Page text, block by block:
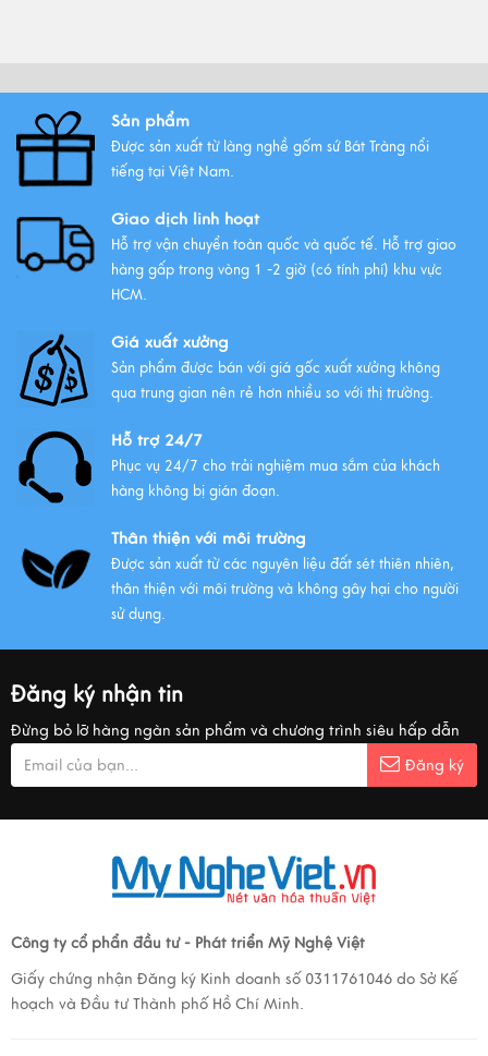
Những mẫu ấm trà gốm Bát
Tràng được ưa chuộng nhất
Xem thêm
Sản phẩm
Được sản xuất từ làng nghề gốm sứ Bát Tràng nổi
tiếng tại Việt Nam.
Giao dịch linh hoạt
Hỗ trợ vận chuyển toàn quốc và quốc tế. Hỗ trợ giao
hàng gấp trong vòng 1 -2 giờ (có tính phí) khu vực
HCM.
Giá xuất xưởng
Sản phẩm được bán với giá gốc xuất xưởng không
qua trung gian nên rẻ hơn nhiều so với thị trường.
Hỗ trợ 24/7
Phục vụ 24/7 cho trải nghiệm mua sắm của khách
hàng không bị gián đoạn.
Thân thiện với môi trường
Được sản xuất từ các nguyên liệu đất sét thiên nhiên,
thân thiện với môi trường và không gây hại cho người
sử dụng.
Đăng ký nhận tin
Đừng bỏ lỡ hàng ngàn sản phẩm và chương trình siêu hấp dẫn
Đăng ký
Công ty cổ phẩn đầu tư - Phát triển Mỹ Nghệ Việt
Giấy chứng nhận Đăng ký Kinh doanh số 0311761046 do Sở Kế
hoạch và Đầu tư Thành phố Hồ Chí Minh.